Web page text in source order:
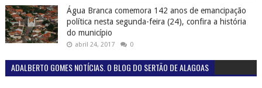
Água Branca comemora 142 anos de emancipação
política nesta segunda-feira (24), confira a história
do município
abril 24, 2017 0
ADALBERTO GOMES NOTÍCIAS. O BLOG DO SERTÃO DE ALAGOAS